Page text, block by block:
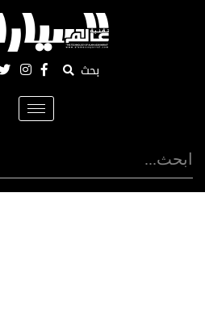
بحث
Toggle